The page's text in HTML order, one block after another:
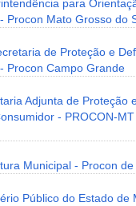
para
Procon Mato Grosso do
de Proteção e
Procon Campo Grande
Adjunta de Proteção
- PROCON-
Municipal - Procon de
Público do Estado de